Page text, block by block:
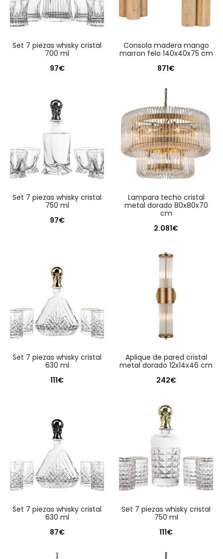
set 7 piezas whisky cristal
700 ml
97€
consola madera mango
marron felo 140x40x75 cm
871€
set 7 piezas whisky cristal
750 ml
97€
lampara techo cristal
metal dorado 80x80x70
cm
2.081€
set 7 piezas whisky cristal
630 ml
111€
aplique de pared cristal
metal dorado 12x14x46 cm
242€
set 7 piezas whisky cristal
630 ml
87€
set 7 piezas whisky cristal
750 ml
111€